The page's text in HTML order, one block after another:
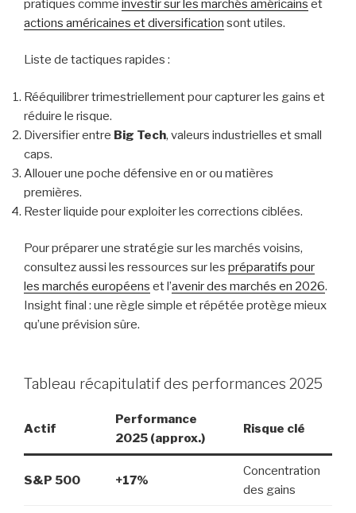
pratiques comme investir sur les marchés américains et
actions américaines et diversification sont utiles.
Liste de tactiques rapides :
Rééquilibrer trimestriellement pour capturer les gains et
réduire le risque.
Diversifier entre Big Tech, valeurs industrielles et small
caps.
Allouer une poche défensive en or ou matières
premières.
Rester liquide pour exploiter les corrections ciblées.
Pour préparer une stratégie sur les marchés voisins,
consultez aussi les ressources sur les préparatifs pour
les marchés européens et l’avenir des marchés en 2026.
Insight final : une règle simple et répétée protège mieux
qu’une prévision sûre.
Tableau récapitulatif des performances 2025
Actif
Performance
2025 (approx.)
Risque clé
S&P 500 +17%
Concentration
des gains